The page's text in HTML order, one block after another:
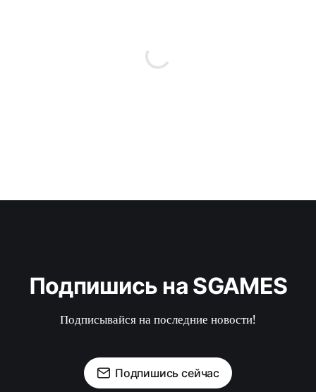
Подпишись на SGAMES
Подписывайся на последние новости!
Подпишись сейчас